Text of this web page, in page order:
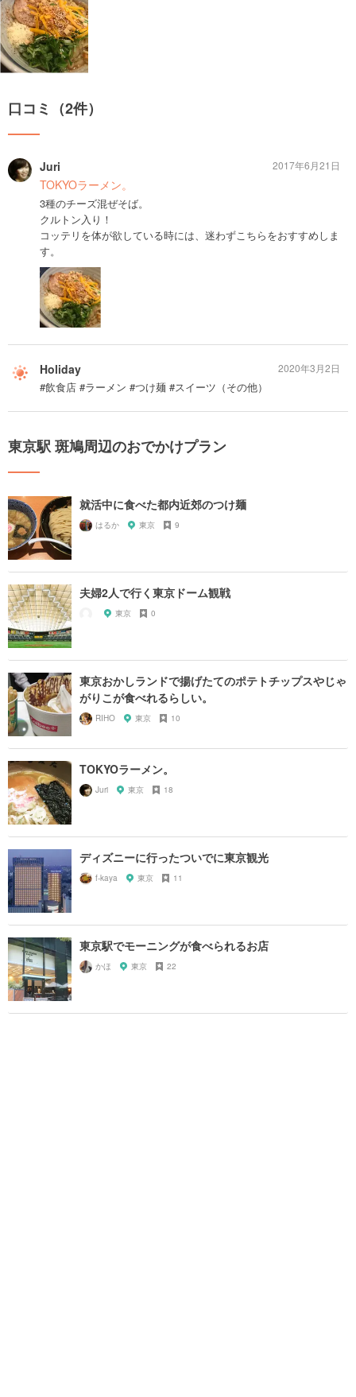
口コミ（2件）
Juri
TOKYOラーメン。
3種のチーズ混ぜそば。
クルトン入り！
コッテリを体が欲している時には、迷わずこちらをおすすめしま
す。
2017年6月21日
Holiday
#飲食店 #ラーメン #つけ麺 #スイーツ（その他）
2020年3月2日
東京駅 斑鳩周辺のおでかけプラン
就活中に食べた都内近郊のつけ麺
はるか 東京 9
夫婦2人で行く東京ドーム観戦
東京 0
東京おかしランドで揚げたてのポテトチップスやじゃ
がりこが食べれるらしい。
RIHO 東京 10
TOKYOラーメン。
Juri 東京 18
ディズニーに行ったついでに東京観光
f-kaya 東京 11
東京駅でモーニングが食べられるお店
かほ 東京 22